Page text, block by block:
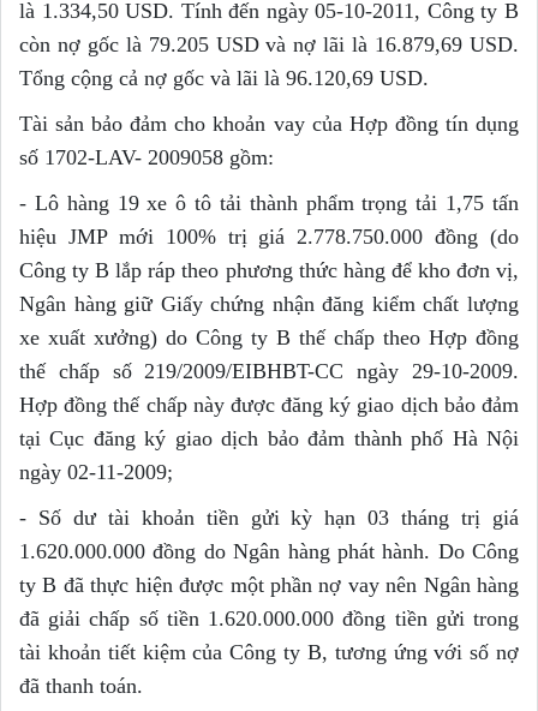
là 1.334,50 USD. Tính đến ngày 05-10-2011, Công ty B
còn nợ gốc là 79.205 USD và nợ lãi là 16.879,69 USD.
Tổng cộng cả nợ gốc và lãi là 96.120,69 USD.
Tài sản bảo đảm cho khoản vay của Hợp đồng tín dụng
số 1702-LAV- 2009058 gồm:
- Lô hàng 19 xe ô tô tải thành phẩm trọng tải 1,75 tấn
hiệu JMP mới 100% trị giá 2.778.750.000 đồng (do
Công ty B lắp ráp theo phương thức hàng để kho đơn vị,
Ngân hàng giữ Giấy chứng nhận đăng kiểm chất lượng
xe xuất xưởng) do Công ty B thế chấp theo Hợp đồng
thế chấp số 219/2009/EIBHBT-CC ngày 29-10-2009.
Hợp đồng thế chấp này được đăng ký giao dịch bảo đảm
tại Cục đăng ký giao dịch bảo đảm thành phố Hà Nội
ngày 02-11-2009;
- Số dư tài khoản tiền gửi kỳ hạn 03 tháng trị giá
1.620.000.000 đồng do Ngân hàng phát hành. Do Công
ty B đã thực hiện được một phần nợ vay nên Ngân hàng
đã giải chấp số tiền 1.620.000.000 đồng tiền gửi trong
tài khoản tiết kiệm của Công ty B, tương ứng với số nợ
đã thanh toán.